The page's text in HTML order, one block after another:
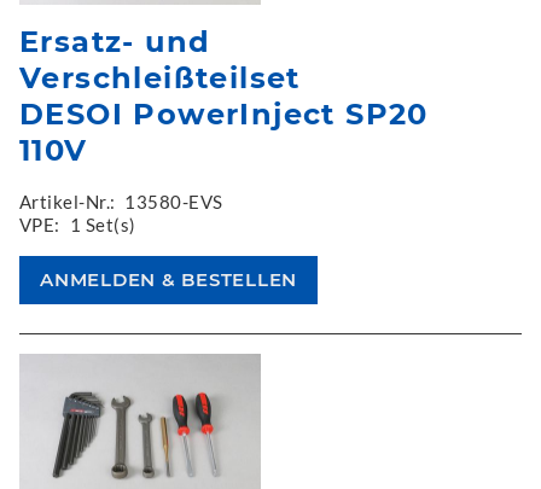
Ersatz- und
Verschleißteilset
DESOI PowerInject SP20
110V
Artikel-Nr.: 13580-EVS
VPE:
1 Set(s)